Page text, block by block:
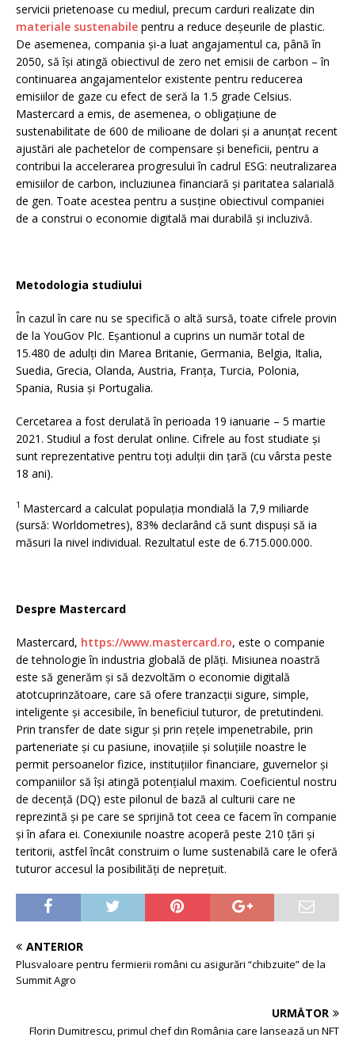
servicii prietenoase cu mediul, precum carduri realizate din
materiale sustenabile pentru a reduce deșeurile de plastic.
De asemenea, compania și-a luat angajamentul ca, până în
2050, să își atingă obiectivul de zero net emisii de carbon – în
continuarea angajamentelor existente pentru reducerea
emisiilor de gaze cu efect de seră la 1.5 grade Celsius.
Mastercard a emis, de asemenea, o obligațiune de
sustenabilitate de 600 de milioane de dolari și a anunțat recent
ajustări ale pachetelor de compensare și beneficii, pentru a
contribui la accelerarea progresului în cadrul ESG: neutralizarea
emisiilor de carbon, incluziunea financiară și paritatea salarială
de gen. Toate acestea pentru a susține obiectivul companiei
de a construi o economie digitală mai durabilă și incluzivă.
Metodologia studiului
În cazul în care nu se specifică o altă sursă, toate cifrele provin
de la YouGov Plc. Eșantionul a cuprins un număr total de
15.480 de adulți din Marea Britanie, Germania, Belgia, Italia,
Suedia, Grecia, Olanda, Austria, Franța, Turcia, Polonia,
Spania, Rusia și Portugalia.
Cercetarea a fost derulată în perioada 19 ianuarie – 5 martie
2021. Studiul a fost derulat online. Cifrele au fost studiate și
sunt reprezentative pentru toți adulții din țară (cu vârsta peste
18 ani).
1 Mastercard a calculat populația mondială la 7,9 miliarde
(sursă: Worldometres), 83% declarând că sunt dispuși să ia
măsuri la nivel individual. Rezultatul este de 6.715.000.000.
Despre Mastercard
Mastercard, https://www.mastercard.ro, este o companie
de tehnologie în industria globală de plăți. Misiunea noastră
este să generăm și să dezvoltăm o economie digitală
atotcuprinzătoare, care să ofere tranzacții sigure, simple,
inteligente și accesibile, în beneficiul tuturor, de pretutindeni.
Prin transfer de date sigur și prin rețele impenetrabile, prin
parteneriate și cu pasiune, inovațiile și soluțiile noastre le
permit persoanelor fizice, instituțiilor financiare, guvernelor și
companiilor să își atingă potențialul maxim. Coeficientul nostru
de decență (DQ) este pilonul de bază al culturii care ne
reprezintă și pe care se sprijină tot ceea ce facem în companie
și în afara ei. Conexiunile noastre acoperă peste 210 țări și
teritorii, astfel încât construim o lume sustenabilă care le oferă
tuturor accesul la posibilități de neprețuit.
ANTERIOR
Plusvaloare pentru fermierii români cu asigurări “chibzuite” de la
Summit Agro
URMĂTOR
Florin Dumitrescu, primul chef din România care lansează un NFT